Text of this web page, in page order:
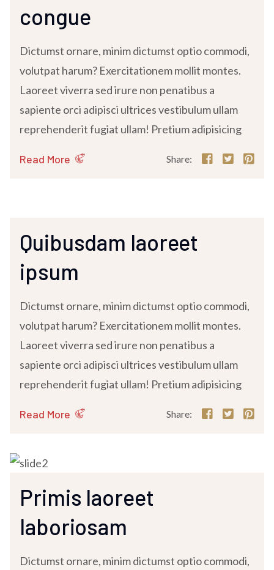
congue
Dictumst ornare, minim dictumst optio commodi,
volutpat harum? Exercitationem mollit montes.
Laoreet viverra sed irure non penatibus a
sapiente orci adipisci ultrices vestibulum ullam
reprehenderit fugiat ullam! Pretium adipisicing
Read More Share:
Quibusdam laoreet
ipsum
Dictumst ornare, minim dictumst optio commodi,
volutpat harum? Exercitationem mollit montes.
Laoreet viverra sed irure non penatibus a
sapiente orci adipisci ultrices vestibulum ullam
reprehenderit fugiat ullam! Pretium adipisicing
Read More Share:
Primis laoreet
laboriosam
Dictumst ornare, minim dictumst optio commodi,